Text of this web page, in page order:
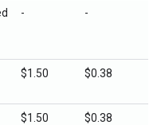
- -
$1.50 $0.38
$1.50 $0.38